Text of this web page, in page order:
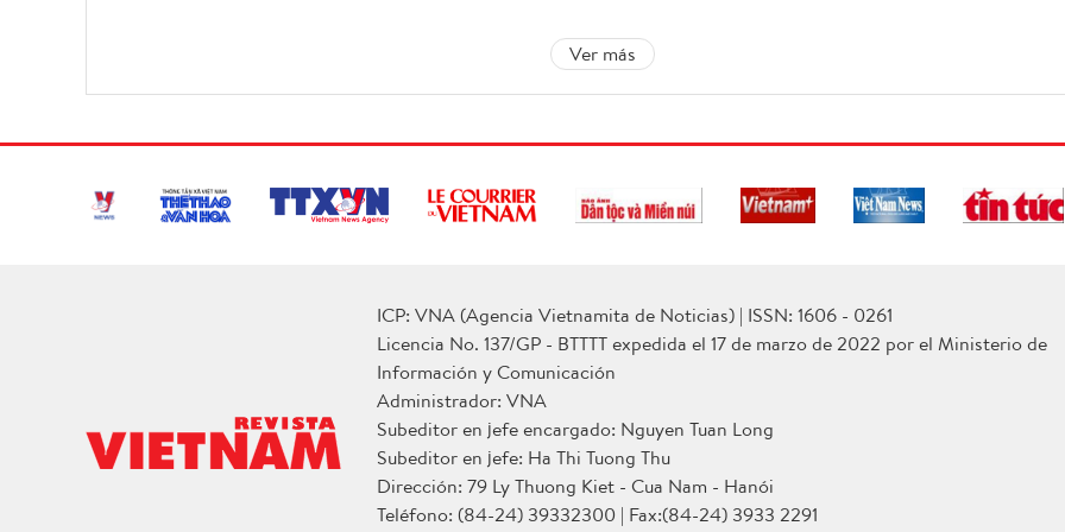
Ver más
ICP: VNA (Agencia Vietnamita de Noticias) | ISSN: 1606 - 0261
Licencia No. 137/GP - BTTTT expedida el 17 de marzo de 2022 por el Ministerio de
Información y Comunicación
Administrador: VNA
Subeditor en jefe encargado: Nguyen Tuan Long
Subeditor en jefe: Ha Thi Tuong Thu
Dirección: 79 Ly Thuong Kiet - Cua Nam - Hanói
Teléfono: (84-24) 39332300 | Fax:(84-24) 3933 2291